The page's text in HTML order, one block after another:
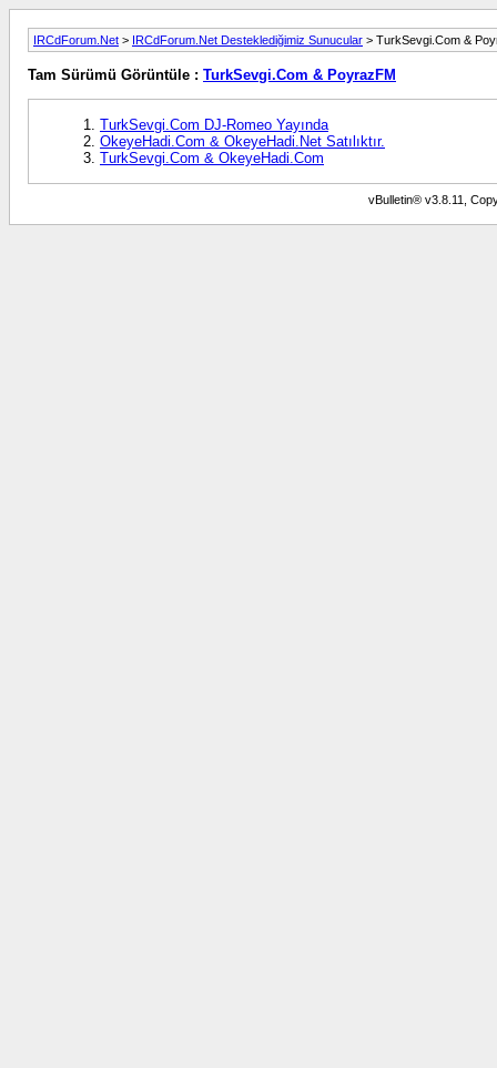
IRCdForum.Net > IRCdForum.Net Desteklediğimiz Sunucular > TurkSevgi.Com &
Tam Sürümü Görüntüle : TurkSevgi.Com & PoyrazFM
TurkSevgi.Com DJ-Romeo Yayında
OkeyeHadi.Com & OkeyeHadi.Net Satılıktır.
TurkSevgi.Com & OkeyeHadi.Com
vBulletin® v3.8.11,